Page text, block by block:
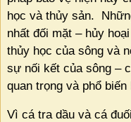
học và thủy sản.
nhất đối mặt – hủy
thủy học của sông và
sự nối kết của sông –
quan trọng và phổ biến
Vì cá tra dầu và cá